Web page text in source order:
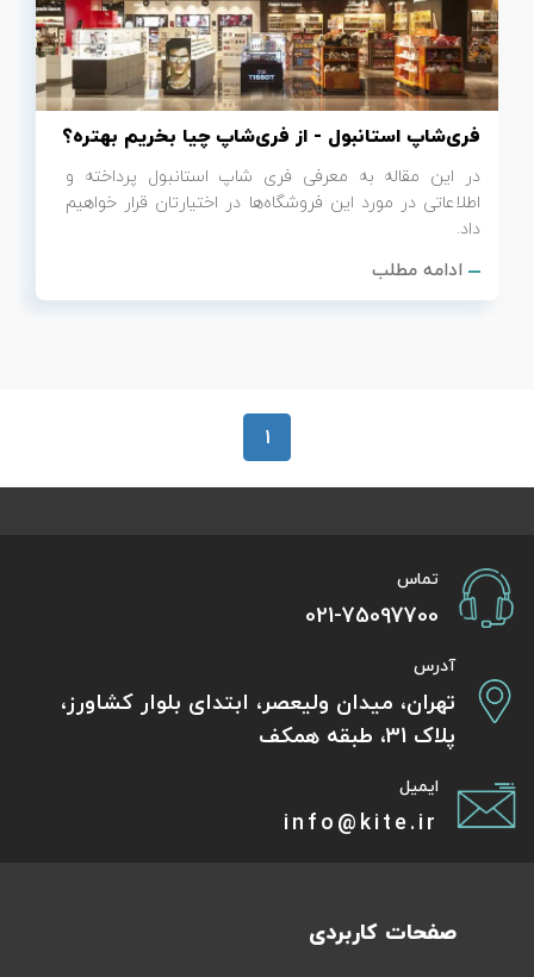
فری‌شاپ استانبول - از فری‌شاپ چیا بخریم بهتره؟
در این مقاله به معرفی فری‌ شاپ استانبول پرداخته و
اطلاعاتی در مورد این فروشگاه‌ها در اختیارتان قرار خواهیم
داد.
ادامه مطلب
1
تماس
021-75097700
آدرس
تهران، میدان ولیعصر، ابتدای بلوار کشاورز،
پلاک 31، طبقه همکف
ایمیل
info@kite.ir
صفحات کاربردی
تور سوباتان
تور چابهار
تور کاشان
تور اصفهان